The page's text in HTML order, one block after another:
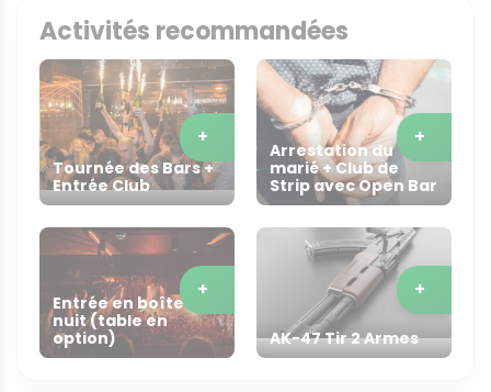
Activités recommandées
Tournée des Bars +
Entrée Club
+
Arrestation du
marié + Club de
Strip avec Open Bar
+
Entrée en boîte de
nuit (table en
option)
+
AK-47 Tir 2 Armes
+